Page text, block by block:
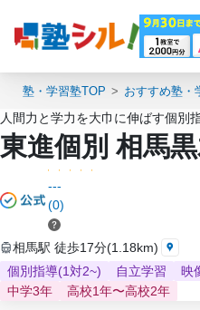
塾・学習塾TOP おすすめ塾・
人間力と学力を大巾に伸ばす個別指
東進個別 相馬
---
(0)
相馬駅 徒歩17分(1.18km)
個別指導(1対2~)
自立学習
映
中学3年
高校1年〜高校2年